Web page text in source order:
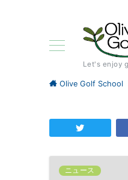
Let's enjoy
Olive Golf School
ニュース